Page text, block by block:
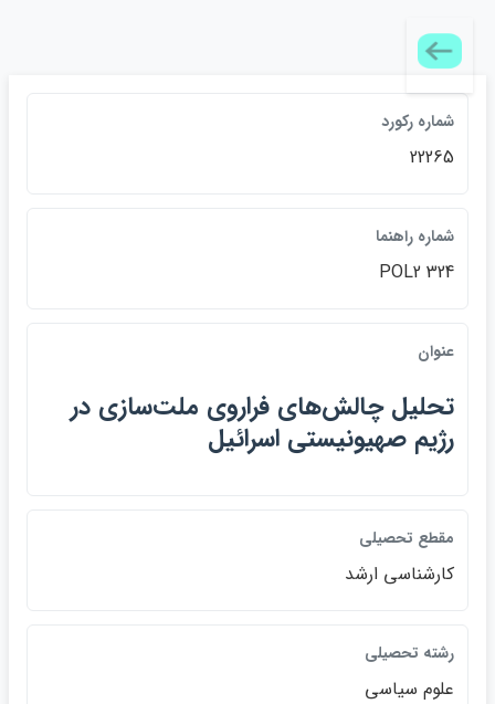
شماره ركورد
22265
شماره راهنما
POL2 324
عنوان
تحليل چالش‌هاي فراروي ملت‌سازي در
رژيم صهيونيستي اسرائيل
مقطع تحصيلي
كارشناسي ارشد
رشته تحصيلي
علوم سياسي